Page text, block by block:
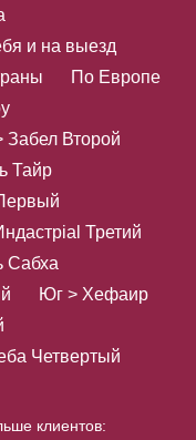
и на выезд
По Европе
Забел Второй
Тайр
Третий
Сабха
Юг > Хефаир
Четвертый
клиентов: